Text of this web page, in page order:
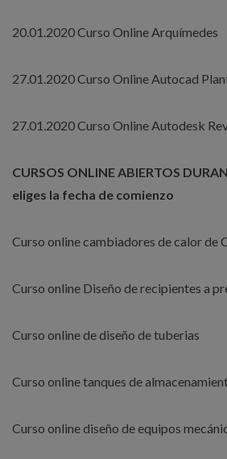
20.01.2020 Curso Online Arquímedes
27.01.2020 Curso Online Autocad
27.01.2020 Curso Online Autodesk
CURSOS ONLINE ABIERTOS
eliges la fecha de comienzo
Curso online cambiadores de calor de
Curso online Diseño de recipientes a
Curso online de diseño de tuberias
Curso online tanques de
Curso online diseño de equipos